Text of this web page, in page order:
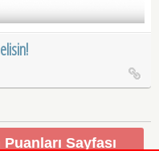
Sayfası